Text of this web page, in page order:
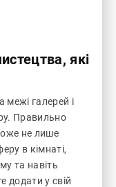
які
галерей і
Правильно
не лише
в кімнаті,
та навіть
додати у свій